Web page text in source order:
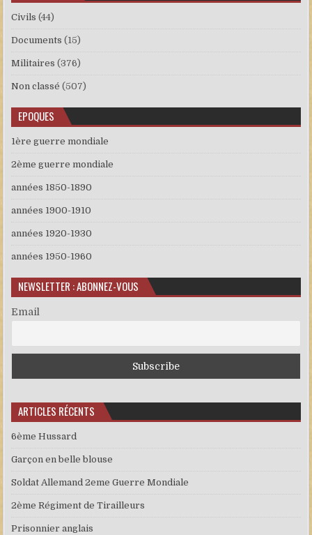
Civils (44)
Documents (15)
Militaires (376)
Non classé (507)
EPOQUES
1ère guerre mondiale
2ème guerre mondiale
années 1850-1890
années 1900-1910
années 1920-1930
années 1950-1960
NEWSLETTER : ABONNEZ-VOUS
Email
ARTICLES RÉCENTS
6ème Hussard
Garçon en belle blouse
Soldat Allemand 2eme Guerre Mondiale
2ème Régiment de Tirailleurs
Prisonnier anglais